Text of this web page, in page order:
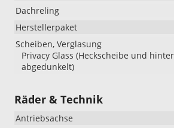
Dachreling
Herstellerpaket
Scheiben, Verglasung
Privacy Glass (Heckscheibe und
abgedunkelt)
Räder & Technik
Antriebsachse